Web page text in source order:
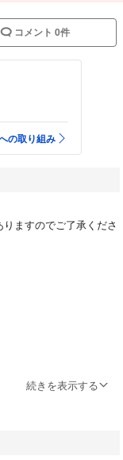
コメント 0件
の取り組み
ますのでご了承くださ
ちょっときついかもし
続きを表示する